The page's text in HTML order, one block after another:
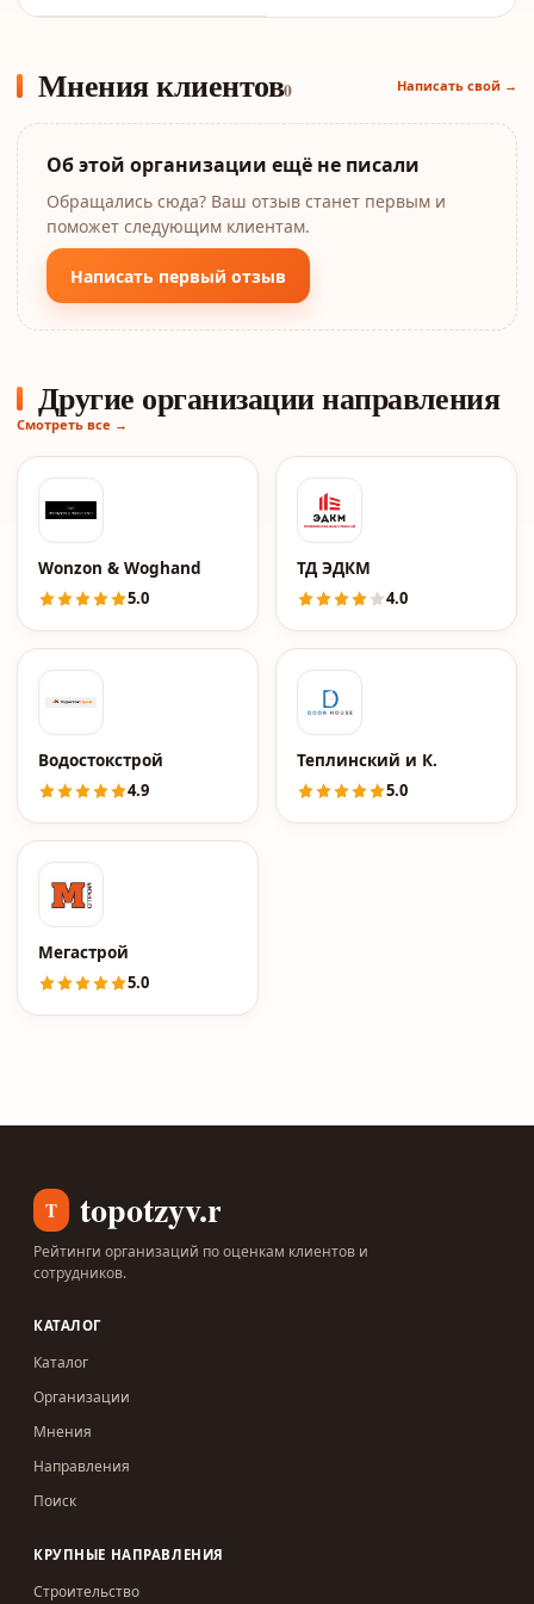
Мнения клиентов0 Написать свой →
Об этой организации ещё не писали
Обращались сюда? Ваш отзыв станет первым и
поможет следующим клиентам.
Написать первый отзыв
Другие организации направления
Смотреть все →
Wonzon & Woghand
5.0
ТД ЭДКМ
4.0
Водостокстрой
4.9
Теплинский и К.
5.0
Мегастрой
5.0
T topotzyv.ru
Рейтинги организаций по оценкам клиентов и
сотрудников.
КАТАЛОГ
Каталог
Организации
Мнения
Направления
Поиск
КРУПНЫЕ НАПРАВЛЕНИЯ
Строительство